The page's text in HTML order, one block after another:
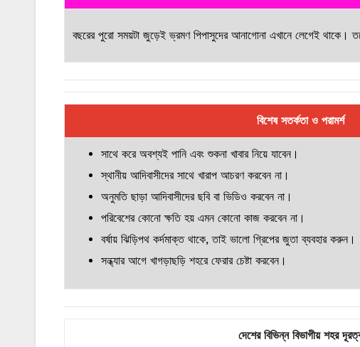
বছরের পুরো সময়টা জুড়েই ভ্রমণ পিপাসুদের আনাগোনা এখানে লেগেই থাকে।
বিশেষ সতর্কতা ও পরামর্শ
সাথে করে অবশ্যই পানি এবং শুকনা খাবার নিয়ে যাবেন।
স্থানীয় আদিবাসীদের সাথে খারাপ আচরণ করবেন না।
অনুমতি ছাড়া আদিবাসীদের ছবি বা ভিডিও করবেন না।
পরিবেশের কোনো ক্ষতি হয় এমন কোনো কাজ করবেন না।
বর্ষায় ঝিড়িপথ কর্দমাক্ত থাকে, তাই ভালো গ্রিপের জুতা ব্যবহার করুন।
সন্ধ্যার আগে খাগড়াছড়ি শহরে ফেরার চেষ্টা করবেন।
দেশের বিভিন্ন বিভাগীয় শহর